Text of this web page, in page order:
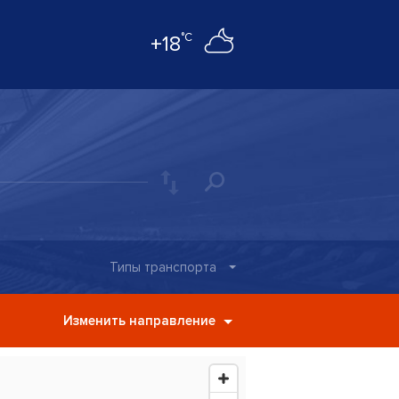
+18°C
Типы транспорта
Изменить направление